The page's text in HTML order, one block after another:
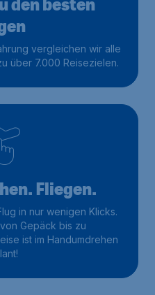
vergleichen wir alle
über 7.000 Reisezielen.
Fliegen.
in nur wenigen Klicks.
Gepäck bis zu
ist im Handumdrehen